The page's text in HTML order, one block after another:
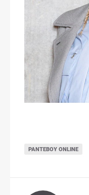
ΡΑΝΤΕΒΟΎ ONLINE